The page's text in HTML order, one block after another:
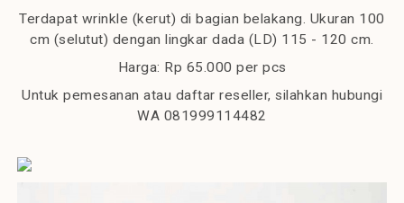
Terdapat wrinkle (kerut) di bagian belakang. Ukuran 100
cm (selutut) dengan lingkar dada (LD) 115 - 120 cm.
Harga: Rp 65.000 per pcs
Untuk pemesanan atau daftar reseller, silahkan hubungi
WA 081999114482